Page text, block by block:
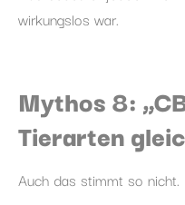
wirkungslos war.
Mythos 8:
Tierarten
Auch das stimmt so nicht.